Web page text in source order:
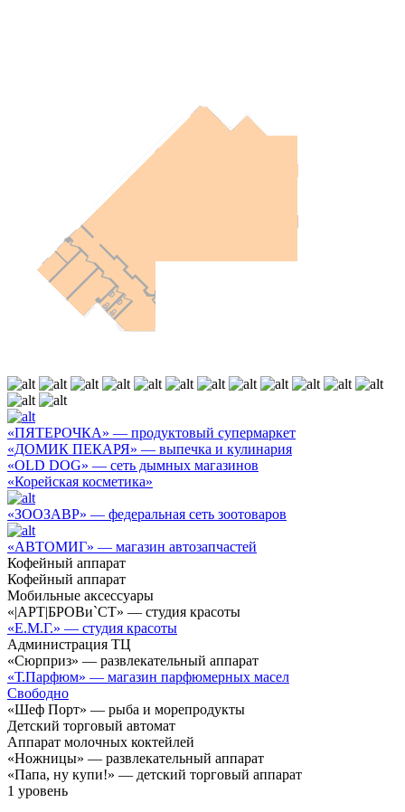
«ПЯТЕРОЧКА» — продуктовый супермаркет
«ДОМИК ПЕКАРЯ» — выпечка и кулинария
«OLD DOG» — сеть дымных магазинов
«Корейская косметика»
«ЗООЗАВР» — федеральная сеть зоотоваров
«АВТОМИГ» — магазин автозапчастей
Кофейный аппарат
Кофейный аппарат
Мобильные аксессуары
«|АРТ|БРОВи`СТ» — студия красоты
«Е.М.Г.» — студия красоты
Администрация ТЦ
«Сюрприз» — развлекательный аппарат
«Т.Парфюм» — магазин парфюмерных масел
Свободно
«Шеф Порт» — рыба и морепродукты
Детский торговый автомат
Аппарат молочных коктейлей
«Ножницы» — развлекательный аппарат
«Папа, ну купи!» — детский торговый аппарат
1 уровень